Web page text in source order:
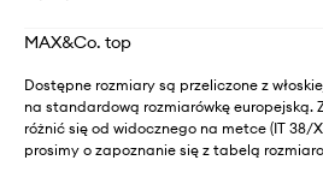
MAX&Co. top
Dostępne rozmiary są przeliczone z
na standardową rozmiarówkę europejską.
różnić się od widocznego na metce (IT 38/
prosimy o zapoznanie się z tabelą